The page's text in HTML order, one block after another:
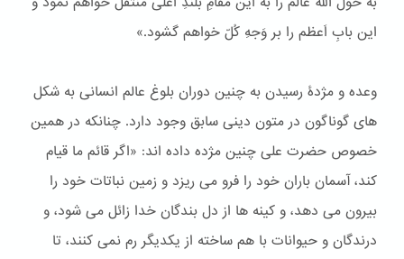
این بابِ اَعظم را بر وَجهِ کُلّ خواهم گشود.»
وعده و مژدۀ رسیدن به چنین دوران بلوغ عالم انسانی به شکل
های گوناگون در متون دینی سابق وجود دارد. چنانکه در همین
خصوص حضرت علی چنین مژده داده اند: «اگر قائم ما قیام
كند، آسمان باران خود را فرو می ریزد و زمین نباتات خود را
بیرون می دهد، و كینه ها از دل بندگان خدا زائل می شود، و
درندگان و حیوانات با هم ساخته از یكدیگر رم نمی كنند، تا